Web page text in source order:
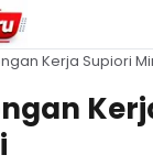
Kerja Supiori